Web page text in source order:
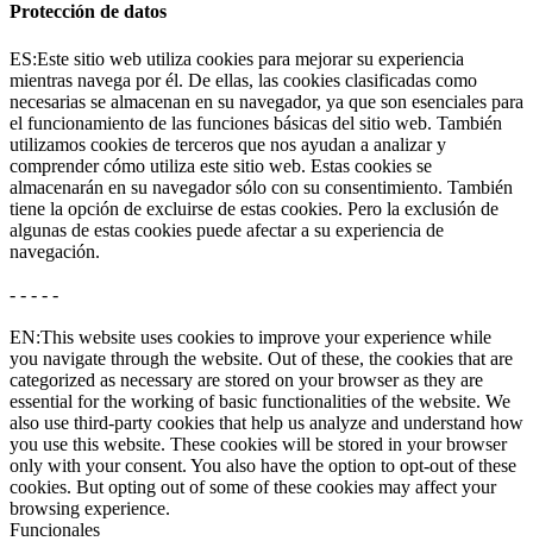
Protección de datos
ES:Este sitio web utiliza cookies para mejorar su experiencia
mientras navega por él. De ellas, las cookies clasificadas como
necesarias se almacenan en su navegador, ya que son esenciales para
el funcionamiento de las funciones básicas del sitio web. También
utilizamos cookies de terceros que nos ayudan a analizar y
comprender cómo utiliza este sitio web. Estas cookies se
almacenarán en su navegador sólo con su consentimiento. También
tiene la opción de excluirse de estas cookies. Pero la exclusión de
algunas de estas cookies puede afectar a su experiencia de
navegación.
- - - - -
EN:This website uses cookies to improve your experience while
you navigate through the website. Out of these, the cookies that are
categorized as necessary are stored on your browser as they are
essential for the working of basic functionalities of the website. We
also use third-party cookies that help us analyze and understand how
you use this website. These cookies will be stored in your browser
only with your consent. You also have the option to opt-out of these
cookies. But opting out of some of these cookies may affect your
browsing experience.
Funcionales